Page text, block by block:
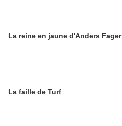
La reine en jaune d'Anders Fager
La faille de Turf